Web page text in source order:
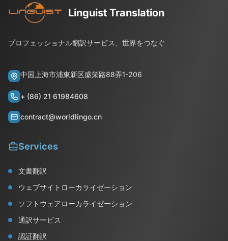
Linguist Translation
プロフェッショナル翻訳サービス、世界をつなぐ
中国上海市浦東新区盛栄路88弄1-206
+ (86) 21 61984608
contract@worldlingo.cn
Services
文書翻訳
ウェブサイトローカライゼーション
ソフトウェアローカライゼーション
通訳サービス
認証翻訳